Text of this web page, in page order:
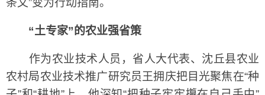
条文”变为行动指南。
“土专家”的农业强省策
作为农业技术人员，省人大代表、沈丘县农业
农村局农业技术推广研究员王拥庆把目光聚焦在“种